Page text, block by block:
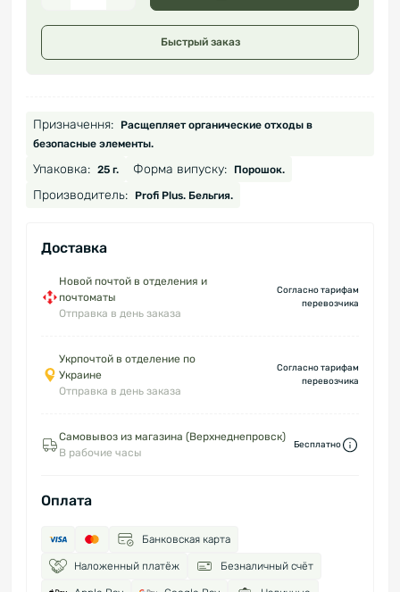
Быстрый заказ
Призначення:
Расщепляет органические отходы в
безопасные элементы.
Упаковка: 25 г. Форма випуску: Порошок.
Производитель: Profi Plus. Бельгия.
Доставка
Новой почтой в отделения и
почтоматы
Отправка в день заказа
Согласно тарифам
перевозчика
Укрпочтой в отделение по
Украине
Отправка в день заказа
Согласно тарифам
перевозчика
Самовывоз из магазина (Верхнеднепровск)
В рабочие часы
Бесплатно
Оплата
Банковская карта
Наложенный платёж Безналичный счёт